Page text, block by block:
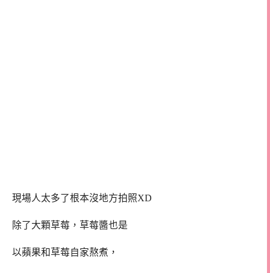
現場人太多了根本沒地方拍照XD
除了大顆草莓，草莓醬也是
以蘋果和草莓自家熬煮，